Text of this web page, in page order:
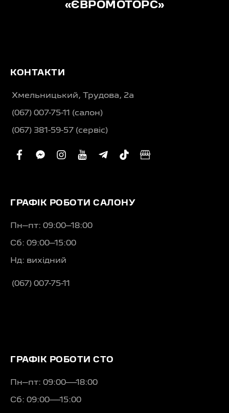
«ЄВРОМОТОРС»
КОНТАКТИ
Хмельницький, Трудова, 2а
(067) 007-75-11 (салон)
(067) 381-59-57 (сервіс)
facebook
facebook-
instagram
youtube
telegram-
tiktokbusiness
ГРАФІК РОБОТИ САЛОНУ
Пн–пт: 09:00–18:00
Сб: 09:00–15:00
Нд: вихідний
(067) 007-75-11
ГРАФІК РОБОТИ СТО
Пн–пт: 09:00—18:00
Сб: 09:00—15:00